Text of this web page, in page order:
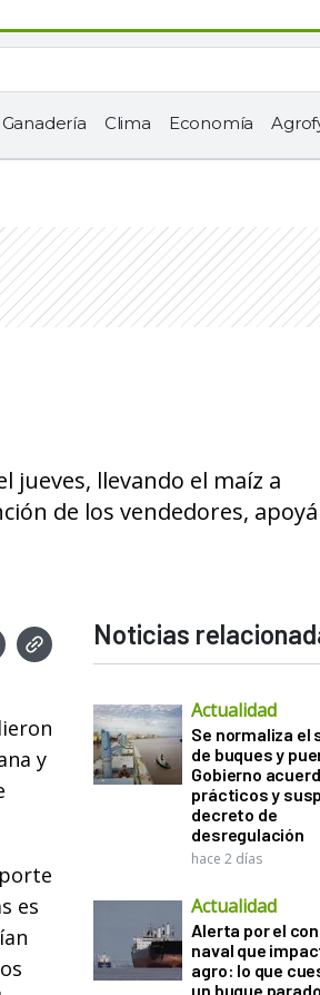
Ganadería Clima Economía
jueves, llevando el maíz a
de los vendedores,
y
es
Noticias
Actualidad
Se normaliza el
de buques y
Gobierno
prácticos y
decreto de
desregulación
hace 2 días
Actualidad
Alerta por el
naval que
agro: lo que
un buque